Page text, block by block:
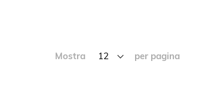
Mostra per pagina